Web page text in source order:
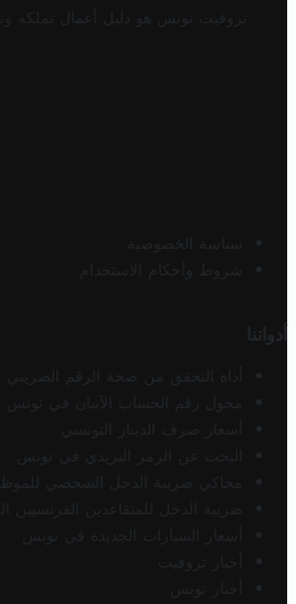
تروفيت تونس هو دليل أعمال تملكه
سياسة الخصوصية
شروط وأحكام الاستخدام
أدواتنا
أداة التحقق من صحة الرقم الضريبي
محول رقم الحساب الآيبان في تونس
أسعار صرف الدينار التونسي
البحث عن الرمز البريدي في تونس
محاكي ضريبة الدخل الشخصي
ضريبة الدخل للمتقاعدين الفرنسيين
أسعار السيارات الجديدة في تونس
أخبار تروفيت
أخبار تونس